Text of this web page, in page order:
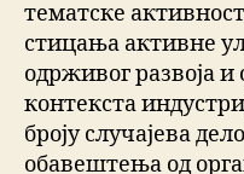
тематске
стицања активне
одрживог развоја и
контекста
броју случајева
обавештења од